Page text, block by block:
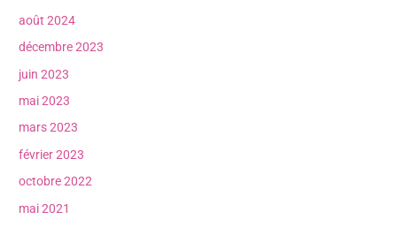
août 2024
décembre 2023
juin 2023
mai 2023
mars 2023
février 2023
octobre 2022
mai 2021